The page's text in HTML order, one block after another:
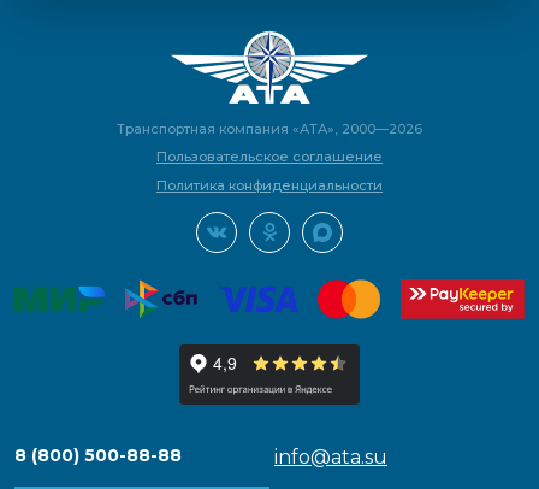
Транспортная компания «АТА», 2000—2026
Пользовательское соглашение
Политика конфиденциальности
8 (800) 500-88-88 info@ata.su